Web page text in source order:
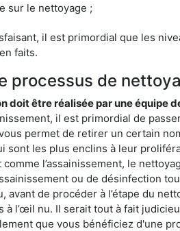
sur le nettoyage ;
il est primordial que les
faits.
processus de
doit être réalisée par une équipe
il est primordial de
permet de retirer un certain
sont les plus enclins à leur
l’assainissement, le
ou de désinfection
avant de procéder à l’étape du
l’œil nu. Il serait tout à fait
que vous bénéficiez d'une